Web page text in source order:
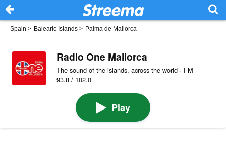
Spain > Balearic Islands > Palma de Mallorca
Radio One Mallorca
The sound of the islands, across the world · FM ·
93.8 / 102.0
Play